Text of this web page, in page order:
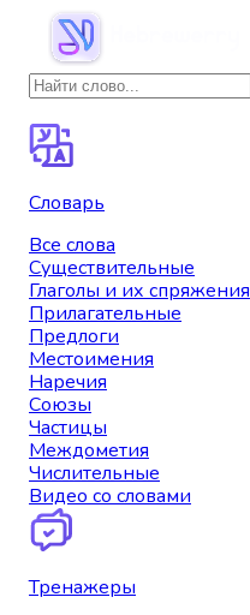
Словарь
Все слова
Существительные
Глаголы и их спряжения
Прилагательные
Предлоги
Местоимения
Наречия
Союзы
Частицы
Междометия
Числительные
Видео со словами
Тренажеры